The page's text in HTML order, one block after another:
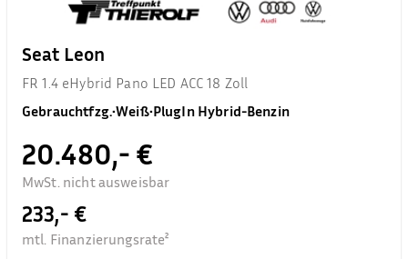
Seat Leon
FR 1.4 eHybrid Pano LED ACC 18 Zoll
Gebrauchtfzg.•Weiß•PlugIn Hybrid-Benzin
20.480,- €
MwSt. nicht ausweisbar
233,- €
mtl. Finanzierungsrate²